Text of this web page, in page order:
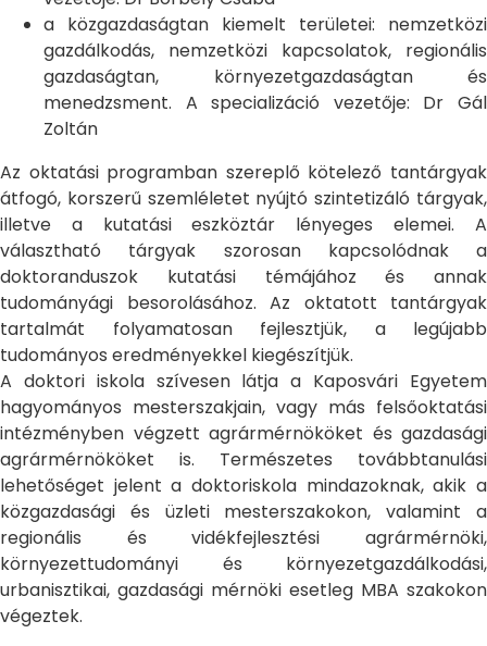
a közgazdaságtan kiemelt területei: nemzetközi
gazdálkodás, nemzetközi kapcsolatok, regionális
gazdaságtan, környezetgazdaságtan és
menedzsment. A specializáció vezetője: Dr Gál
Zoltán
Az oktatási programban szereplő kötelező tantárgyak
átfogó, korszerű szemléletet nyújtó szintetizáló tárgyak,
illetve a kutatási eszköztár lényeges elemei. A
választható tárgyak szorosan kapcsolódnak a
doktoranduszok kutatási témájához és annak
tudományági besorolásához. Az oktatott tantárgyak
tartalmát folyamatosan fejlesztjük, a legújabb
tudományos eredményekkel kiegészítjük.
A doktori iskola szívesen látja a Kaposvári Egyetem
hagyományos mesterszakjain, vagy más felsőoktatási
intézményben végzett agrármérnököket és gazdasági
agrármérnököket is. Természetes továbbtanulási
lehetőséget jelent a doktoriskola mindazoknak, akik a
közgazdasági és üzleti mesterszakokon, valamint a
regionális és vidékfejlesztési agrármérnöki,
környezettudományi és környezetgazdálkodási,
urbanisztikai, gazdasági mérnöki esetleg MBA szakokon
végeztek.